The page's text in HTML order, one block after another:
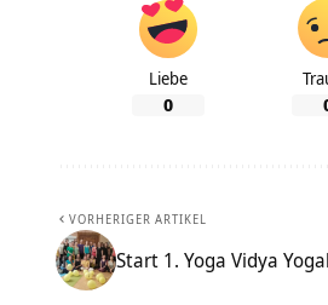
Liebe
0
VORHERIGER ARTIKEL
Start 1. Yoga Vidya